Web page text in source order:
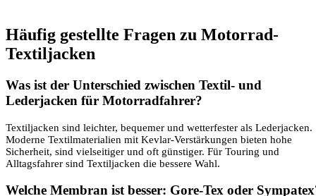
Häufig gestellte Fragen zu Motorrad-
Textiljacken
Was ist der Unterschied zwischen Textil- und
Lederjacken für Motorradfahrer?
Textiljacken sind leichter, bequemer und wetterfester als Lederjacken.
Moderne Textilmaterialien mit Kevlar-Verstärkungen bieten hohe
Sicherheit, sind vielseitiger und oft günstiger. Für Touring und
Alltagsfahrer sind Textiljacken die bessere Wahl.
Welche Membran ist besser: Gore-Tex oder